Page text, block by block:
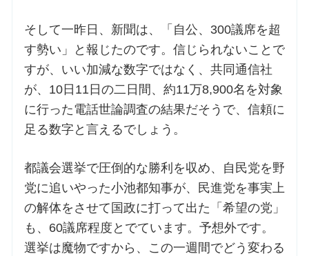
そして一昨日、新聞は、「自公、300議席を超
す勢い」と報じたのです。信じられないことで
すが、いい加減な数字ではなく、共同通信社
が、10日11日の二日間、約11万8,900名を対象
に行った電話世論調査の結果だそうで、信頼に
足る数字と言えるでしょう。
都議会選挙で圧倒的な勝利を収め、自民党を野
党に追いやった小池都知事が、民進党を事実上
の解体をさせて国政に打って出た「希望の党」
も、60議席程度とでています。予想外です。
選挙は魔物ですから、この一週間でどう変わる